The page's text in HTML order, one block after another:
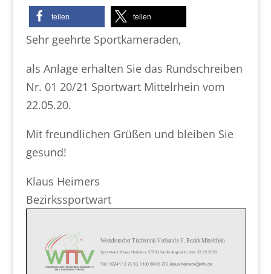
teilen teilen
Sehr geehrte Sportkameraden,
als Anlage erhalten Sie das Rundschreiben
Nr. 01 20/21 Sportwart Mittelrhein vom
22.05.20.
Mit freundlichen Grüßen und bleiben Sie
gesund!
Klaus Heimers
Bezirkssportwart